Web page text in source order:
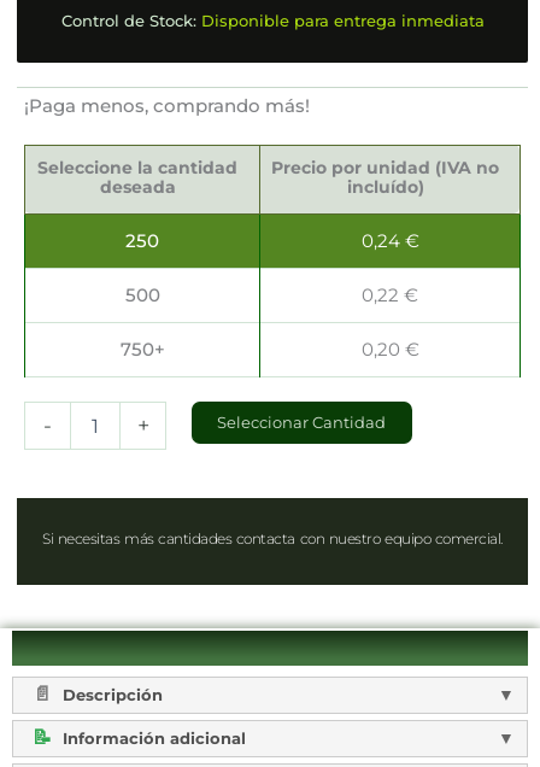
Control de Stock: Disponible para entrega inmediata
¡Paga menos, comprando más!
Seleccione la cantidad
deseada
Precio por unidad (IVA no
incluído)
250 0,24 €
500 0,22€
750+ 0,20 €
-
Take
+ Seleccionar Cantidad
Si necesitas más cantidades contacta con nuestro equipo comercial.
Descripción
Información adicional